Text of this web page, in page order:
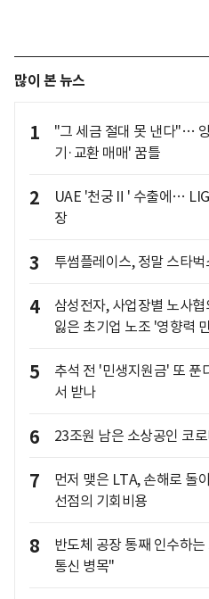
많이 본 뉴스
1
"그 세금 절대 못 낸다"…
기·교환 매매' 꿈틀
2
UAE '천궁Ⅱ' 수출에…
장
3 투썸플레이스, 정말 스타
4
삼성전자, 사업장별 노사
잃은 초기업 노조 '영향력
5
추석 전 '민생지원금' 또
서 받나
6 23조원 남은 소상공인 코
7
먼저 맺은 LTA, 손해로 돌
선점의 기회비용
8
반도체 공장 통째 인수하
통신 병목"